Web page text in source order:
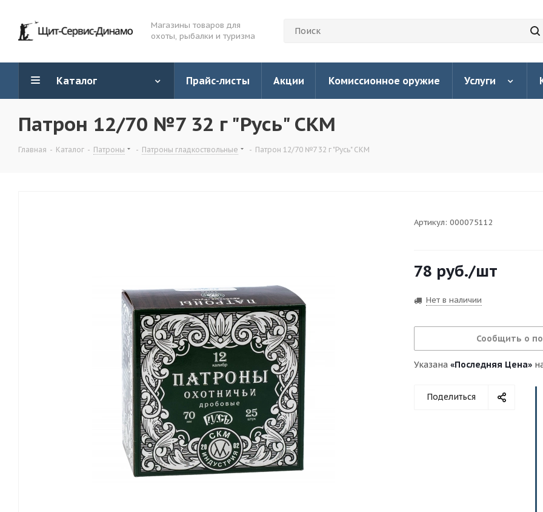
Магазины товаров для
охоты, рыбалки и туризма
Каталог Прайс-листы Акции Комиссионное оружие Услуги
Патрон 12/70 №7 32 г "Русь" СКМ
Главная - Каталог - Патроны - Патроны гладкоствольные - Патрон 12/70 №7 32 г "Русь" СКМ
Артикул: 000075112
78 руб./шт
Нет в наличии
Сообщить о
Указана «Последняя Цена»
Поделиться